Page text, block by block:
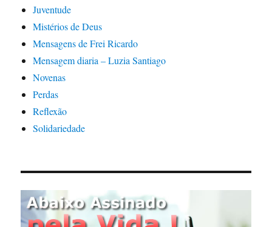
Juventude
Mistérios de Deus
Mensagens de Frei Ricardo
Mensagem diaria – Luzia Santiago
Novenas
Perdas
Reflexão
Solidariedade